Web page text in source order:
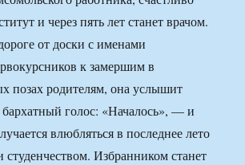
и через пять лет станет врачом.
от доски с именами
к замершим в
позах родителям, она услышит
голос: «Началось», — и
влюбляться в последнее лето
Избранником станет